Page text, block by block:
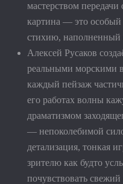
мастерством
картина — это особый
стихию, наполненный
Алексей Русаков
реальными морскими
каждый пейзаж
его работах волны
драматизмом
— непоколебимой
детализация, тонкая
зрителю как будто
почувствовать свежий